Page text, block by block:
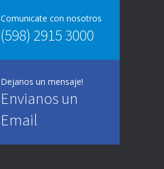
Comunicate con nosotros
(598) 2915 3000
Dejanos un mensaje!
Envianos un
Email